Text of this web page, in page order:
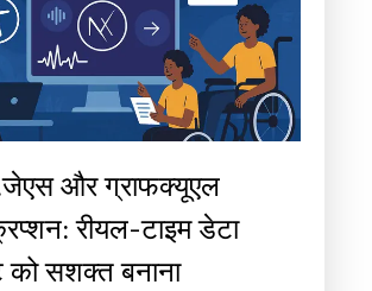
और ग्राफक्यूएल
रीयल-टाइम डेटा
सशक्त बनाना